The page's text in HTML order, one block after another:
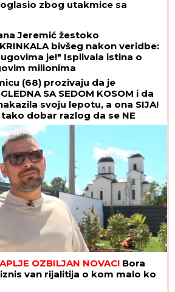
zbog utakmice sa
Jeremić žestoko
bivšeg nakon veridbe:
je!" Isplivala istina o
milionima
(68) prozivaju da je
SA SEDOM KOSOM i da
svoju lepotu, a ona SIJA!
dobar razlog da se NE
i ne mari za komentare
OZBILJAN NOVAC! Bora
van rijalitija o kom malo ko